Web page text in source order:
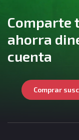
Comparte
ahorra
cuenta
Comprar